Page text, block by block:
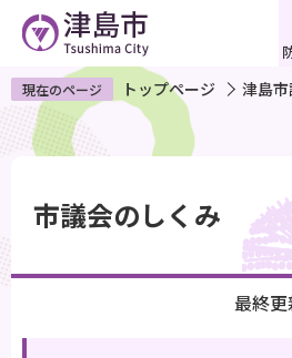
ペ
ー
ジ
で
す
現在のページ トップページ 津島
市議会のしくみ
最終